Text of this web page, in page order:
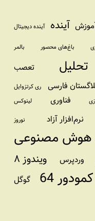
آینده آینده دیجیتال
باغ‌های محصور بالمر
تحلیل تعصب
فارسی ری کرتزوایل
فناوری لینوکس
نرم‌افزار آزاد نوروز
هوش مصنوعی
وردپرس
ویندوز ۸
کمودور 64 گوگل